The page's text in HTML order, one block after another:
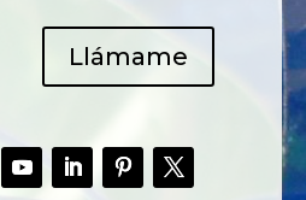
Llámame